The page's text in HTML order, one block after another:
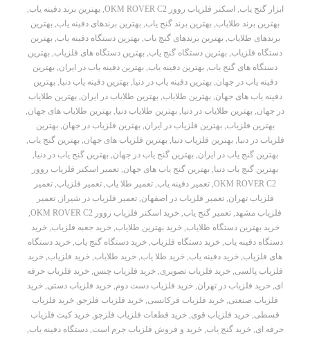
ابزار گنج یاب, اسکنر فلزیاب روور OKM ROVER C2 ,بهترین برند دفینه یاب,
بهترین برند طلایاب, بهترین برند گنج یاب, بهترین برندهای دفینه یاب, بهترین
برندهای طلایاب,بهترین برندهای گنج یاب,بهترین دستگاه دفینه یاب,بهترین
دستگاه فلزیاب, بهترین دستگاه گنج یاب, بهترین دستگاه های فلزیاب, بهترین
دستگاه های گنج یاب, بهترین دفینه یاب, بهترین دفینه یاب در ایران, بهترین
دفینه یاب در جهان,بهترین دفینه یاب در دنیا,بهترین دفینه یاب دنیا,بهترین
دفینه یاب های جهان,بهترین طلایاب,بهترین طلایاب در ایران,بهترین طلایاب
در جهان, بهترین طلایاب در دنیا, بهترین طلایاب دنیا, بهترین طلایاب های جهان,
بهترین فلزیاب,بهترین فلزیاب در ایران,بهترین فلزیاب در جهان,بهترین
فلزیاب در دنیا,بهترین فلزیاب دنیا,بهترین فلزیاب های جهان,بهترین گنج یاب,
بهترین گنج یاب در ایران,بهترین گنج یاب در جهان,بهترین گنج یاب در دنیا,
بهترین گنج یاب دنیا, بهترین گنج یاب های جهان, تعمیر اسکنر فلزیاب روور
OKM ROVER C2
, تعمیر دفینه یاب, تعمیر طلا یاب, تعمیر فلزیاب, تعمیر
فلزیاب تهران,تعمیر فلزیاب در اصفهان,تعمیر فلزیاب در شیراز ,تعمیر
فلزیاب مشهد, تعمیر گنج یاب, خرید اسکنر فلزیاب روور OKM ROVER C2
,
خرید بهترین دستگاه طلایاب,خرید بهترین طلایاب,خرید جعبه فلزیاب,خرید
دستگاه دفینه یاب,خرید دستگاه فلزیاب,خرید دستگاه گنج یاب,خرید دستگاه
های فلزیاب, خرید دفینه یاب, خرید طلا یاب, خرید طلایاب, خرید فلزیاب, خرید
فلزیاب پالسی, خرید فلزیاب تصویری, خرید فلزیاب چنس, خرید فلزیاب حرفه
ای, خرید فلزیاب در تهران, خرید فلزیاب دست دوم, خرید فلزیاب دستی, خرید
فلزیاب صنعتی, خرید فلزیاب فرکانسی, خرید فلزیاب فلزجو, خرید فلزیاب
قسطی, خرید فلزیاب قوی, خرید قطعات فلزیاب فلزجو, خرید کیت فلزیاب
حرفه ای,خرید گنج یاب,خرید و فروش فلزیاب جرم است,دستگاه دفینه یاب,